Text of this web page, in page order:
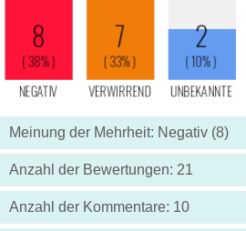
Meinung der Mehrheit: Negativ (8)
Anzahl der Bewertungen: 21
Anzahl der Kommentare: 10